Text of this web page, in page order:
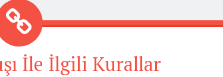
İle İlgili Kurallar